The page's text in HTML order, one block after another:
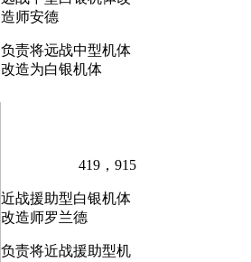
造师安德
负责将远战中型机体
改造为白银机体
419，915
近战援助型白银机体
改造师罗兰德
负责将近战援助型机